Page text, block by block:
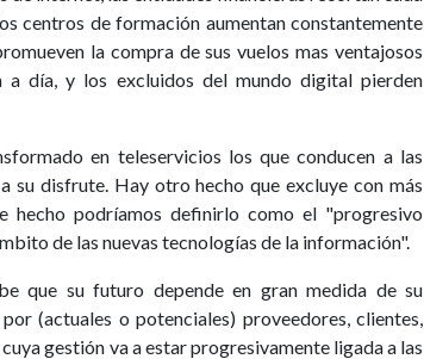
centros de formación aumentan constantemente
la compra de sus vuelos mas ventajosos
día, y los excluidos del mundo digital pierden
en teleservicios los que conducen a las
su disfrute. Hay otro hecho que excluye con más
hecho podríamos definirlo como el "progresivo
de las nuevas tecnologías de la información".
que su futuro depende en gran medida de su
(actuales o potenciales) proveedores, clientes,
gestión va a estar progresivamente ligada a las